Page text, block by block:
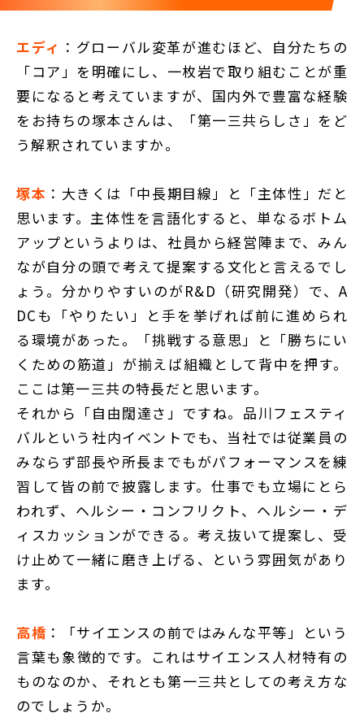
エディ ：グローバル変革が進むほど、自分たちの
「コア」を明確にし、一枚岩で取り組むことが重
要になると考えていますが、国内外で豊富な経験
をお持ちの塚本さんは、「第一三共らしさ」をど
う解釈されていますか。
塚本 ：大きくは「中長期目線」と「主体性」だと
思います。主体性を言語化すると、単なるボトム
アップというよりは、社員から経営陣まで、みん
なが自分の頭で考えて提案する文化と言えるでし
ょう。分かりやすいのがR&D（研究開発）で、A
DCも「やりたい」と手を挙げれば前に進められ
る環境があった。「挑戦する意思」と「勝ちにい
くための筋道」が揃えば組織として背中を押す。
ここは第一三共の特長だと思います。
それから「自由闊達さ」ですね。品川フェスティ
バルという社内イベントでも、当社では従業員の
みならず部長や所長までもがパフォーマンスを練
習して皆の前で披露します。仕事でも立場にとら
われず、ヘルシー・コンフリクト、ヘルシー・デ
ィスカッションができる。考え抜いて提案し、受
け止めて一緒に磨き上げる、という雰囲気があり
ます。
高橋 ：「サイエンスの前ではみんな平等」という
言葉も象徴的です。これはサイエンス人材特有の
ものなのか、それとも第一三共としての考え方な
のでしょうか。